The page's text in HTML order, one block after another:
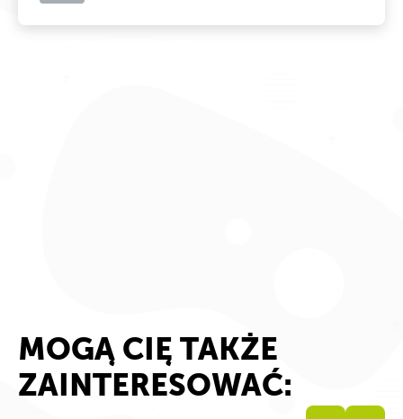
MOGĄ CIĘ TAKŻE
ZAINTERESOWAĆ: